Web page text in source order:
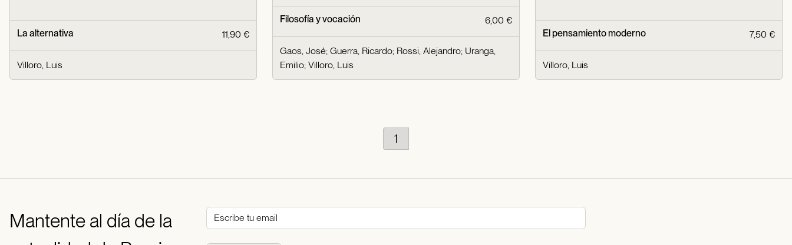
La alternativa 11,90 €
Villoro, Luis
Filosofía y vocación 6,00 €
Gaos, José;Guerra, Ricardo; Rossi, Alejandro; Uranga,
Emilio;Villoro, Luis
El pensamiento moderno 7,50 €
Villoro, Luis
1
Mantente al día de la